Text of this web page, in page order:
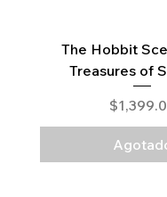
The Hobbit
Treasures of
Precio